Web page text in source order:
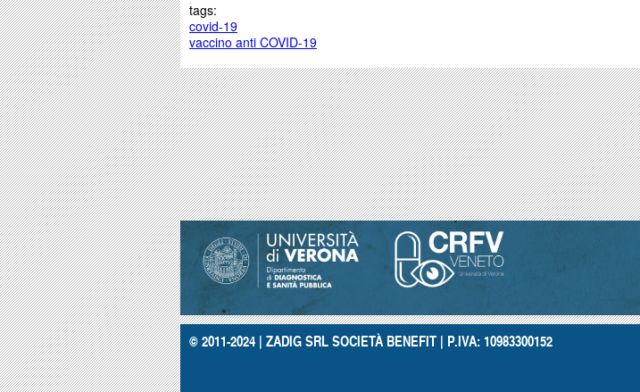
tags:
covid-19
vaccino anti COVID-19
© 2011-2024 | ZADIG SRL SOCIETÀ BENEFIT | P.IVA: 10983300152